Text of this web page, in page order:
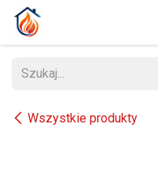
Przejdź do zawartości
Wszystkie produkty